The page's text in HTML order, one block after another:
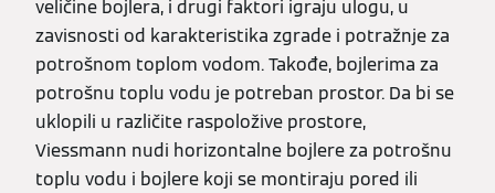
veličine bojlera, i drugi faktori igraju ulogu, u
zavisnosti od karakteristika zgrade i potražnje za
potrošnom toplom vodom. Takođe, bojlerima za
potrošnu toplu vodu je potreban prostor. Da bi se
uklopili u različite raspoložive prostore,
Viessmann nudi horizontalne bojlere za potrošnu
toplu vodu i bojlere koji se montiraju pored ili